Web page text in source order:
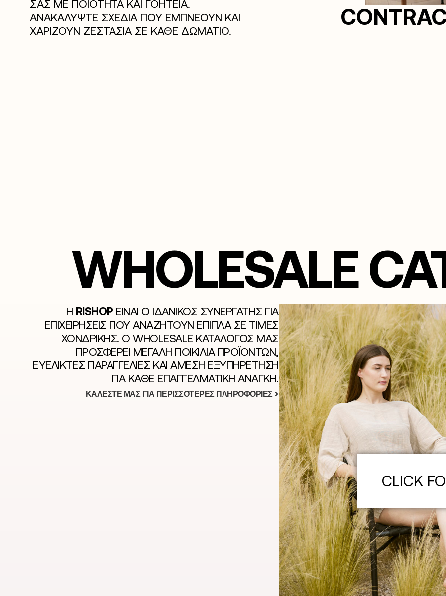
ΣΑΣ ΜΕ ΠΟΙΟΤΗΤΑ ΚΑΙ ΓΟΗΤΕΙΑ.
ΑΝΑΚΑΛΥΨΤΕ ΣΧΕΔΙΑ ΠΟΥ ΕΜΠΝΕΟΥΝ ΚΑΙ
ΧΑΡΙΖΟΥΝ ΖΕΣΤΑΣΙΑ ΣΕ ΚΑΘΕ ΔΩΜΑΤΙΟ.
WHOLESALE
Η RISHOP ΕΊΝΑΙ Ο ΙΔΑΝΙΚΌΣ ΣΥΝΕΡΓΆΤΗΣ ΓΙΑ
ΕΠΙΧΕΙΡΉΣΕΙΣ ΠΟΥ ΑΝΑΖΗΤΟΎΝ ΈΠΙΠΛΑ ΣΕ ΤΙΜΈΣ
ΧΟΝΔΡΙΚΉΣ. Ο WHOLESALE ΚΑΤΆΛΟΓΌΣ ΜΑΣ
ΠΡΟΣΦΈΡΕΙ ΜΕΓΆΛΗ ΠΟΙΚΙΛΊΑ ΠΡΟΪΌΝΤΩΝ,
ΕΥΈΛΙΚΤΕΣ ΠΑΡΑΓΓΕΛΊΕΣ ΚΑΙ ΆΜΕΣΗ ΕΞΥΠΗΡΈΤΗΣΗ
ΓΙΑ ΚΆΘΕ ΕΠΑΓΓΕΛΜΑΤΙΚΉ ΑΝΆΓΚΗ.
ΚΑΛΕΣΤΕ ΜΑΣ ΓΙΑ ΠΕΡΙΣΣΟΤΕΡΕΣ ΠΛΗΡΟΦΟΡΙΕΣ>
CLICK